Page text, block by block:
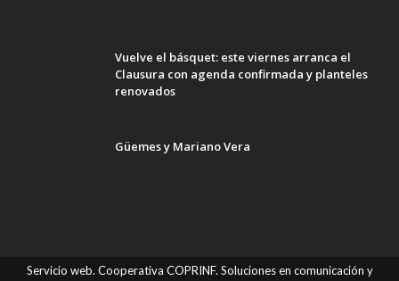
Vuelve el básquet: este viernes arranca el
Clausura con agenda confirmada y planteles
renovados
Güemes y Mariano Vera
Servicio web. Cooperativa COPRINF. Soluciones en comunicación y